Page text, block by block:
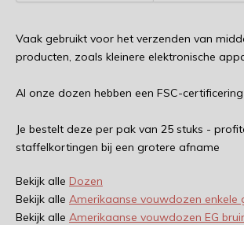
Vaak gebruikt voor het verzenden van
producten, zoals kleinere elektronische
Al onze dozen hebben een FSC-certificering
Je bestelt deze per pak van 25 stuks -
staffelkortingen bij een grotere afname
Bekijk alle Dozen
Bekijk alle Amerikaanse vouwdozen enkele
Bekijk alle Amerikaanse vouwdozen EG